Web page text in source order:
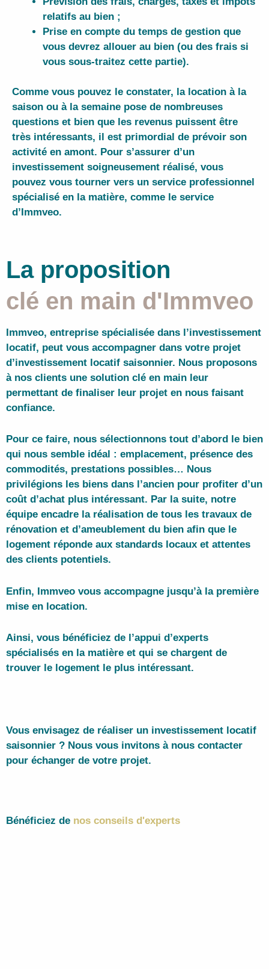
relatifs au bien ;
Prise en compte du temps de gestion que
vous devrez allouer au bien (ou des frais si
vous sous-traitez cette partie).
Comme vous pouvez le constater, la location à la
saison ou à la semaine pose de nombreuses
questions et bien que les revenus puissent être
très intéressants, il est primordial de prévoir son
activité en amont. Pour s’assurer d’un
investissement soigneusement réalisé, vous
pouvez vous tourner vers un service professionnel
spécialisé en la matière, comme le service
d’Immveo.
La proposition
clé en main d'Immveo
Immveo, entreprise spécialisée dans l’investissement
locatif, peut vous accompagner dans votre projet
d’investissement locatif saisonnier. Nous proposons
à nos clients une solution clé en main leur
permettant de finaliser leur projet en nous faisant
confiance.
Pour ce faire, nous sélectionnons tout d’abord le bien
qui nous semble idéal : emplacement, présence des
commodités, prestations possibles… Nous
privilégions les biens dans l’ancien pour profiter d’un
coût d’achat plus intéressant. Par la suite, notre
équipe encadre la réalisation de tous les travaux de
rénovation et d’ameublement du bien afin que le
logement réponde aux standards locaux et attentes
des clients potentiels.
Enfin, Immveo vous accompagne jusqu’à la première
mise en location.
Ainsi, vous bénéficiez de l’appui d’experts
spécialisés en la matière et qui se chargent de
trouver le logement le plus intéressant.
Vous envisagez de réaliser un investissement locatif
saisonnier ? Nous vous invitons à nous contacter
pour échanger de votre projet.
Bénéficiez de nos conseils d'experts